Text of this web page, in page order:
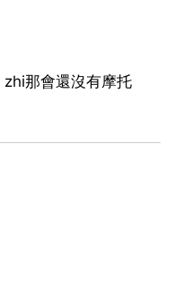
那會還沒有摩托